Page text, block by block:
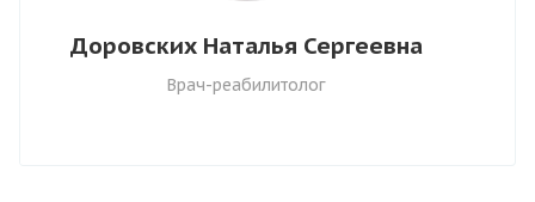
Доровских Наталья Сергеевна
Врач-реабилитолог